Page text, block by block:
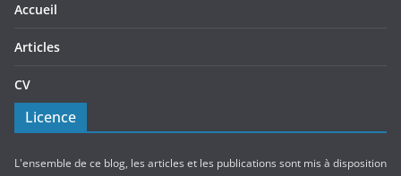
Accueil
Articles
CV
Licence
L'ensemble de ce blog, les articles et les publications sont mis à disposition